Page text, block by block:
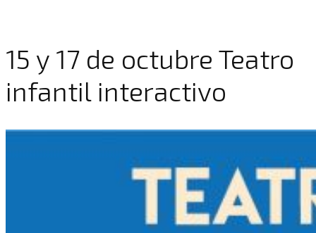
15 y 17 de octubre Teatro
infantil interactivo